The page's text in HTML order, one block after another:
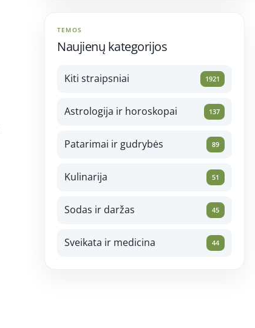
TEMOS
Naujienų kategorijos
Kiti straipsniai 1921
Astrologija ir horoskopai 137
Patarimai ir gudrybės 89
Kulinarija 51
Sodas ir daržas 45
Sveikata ir medicina 44